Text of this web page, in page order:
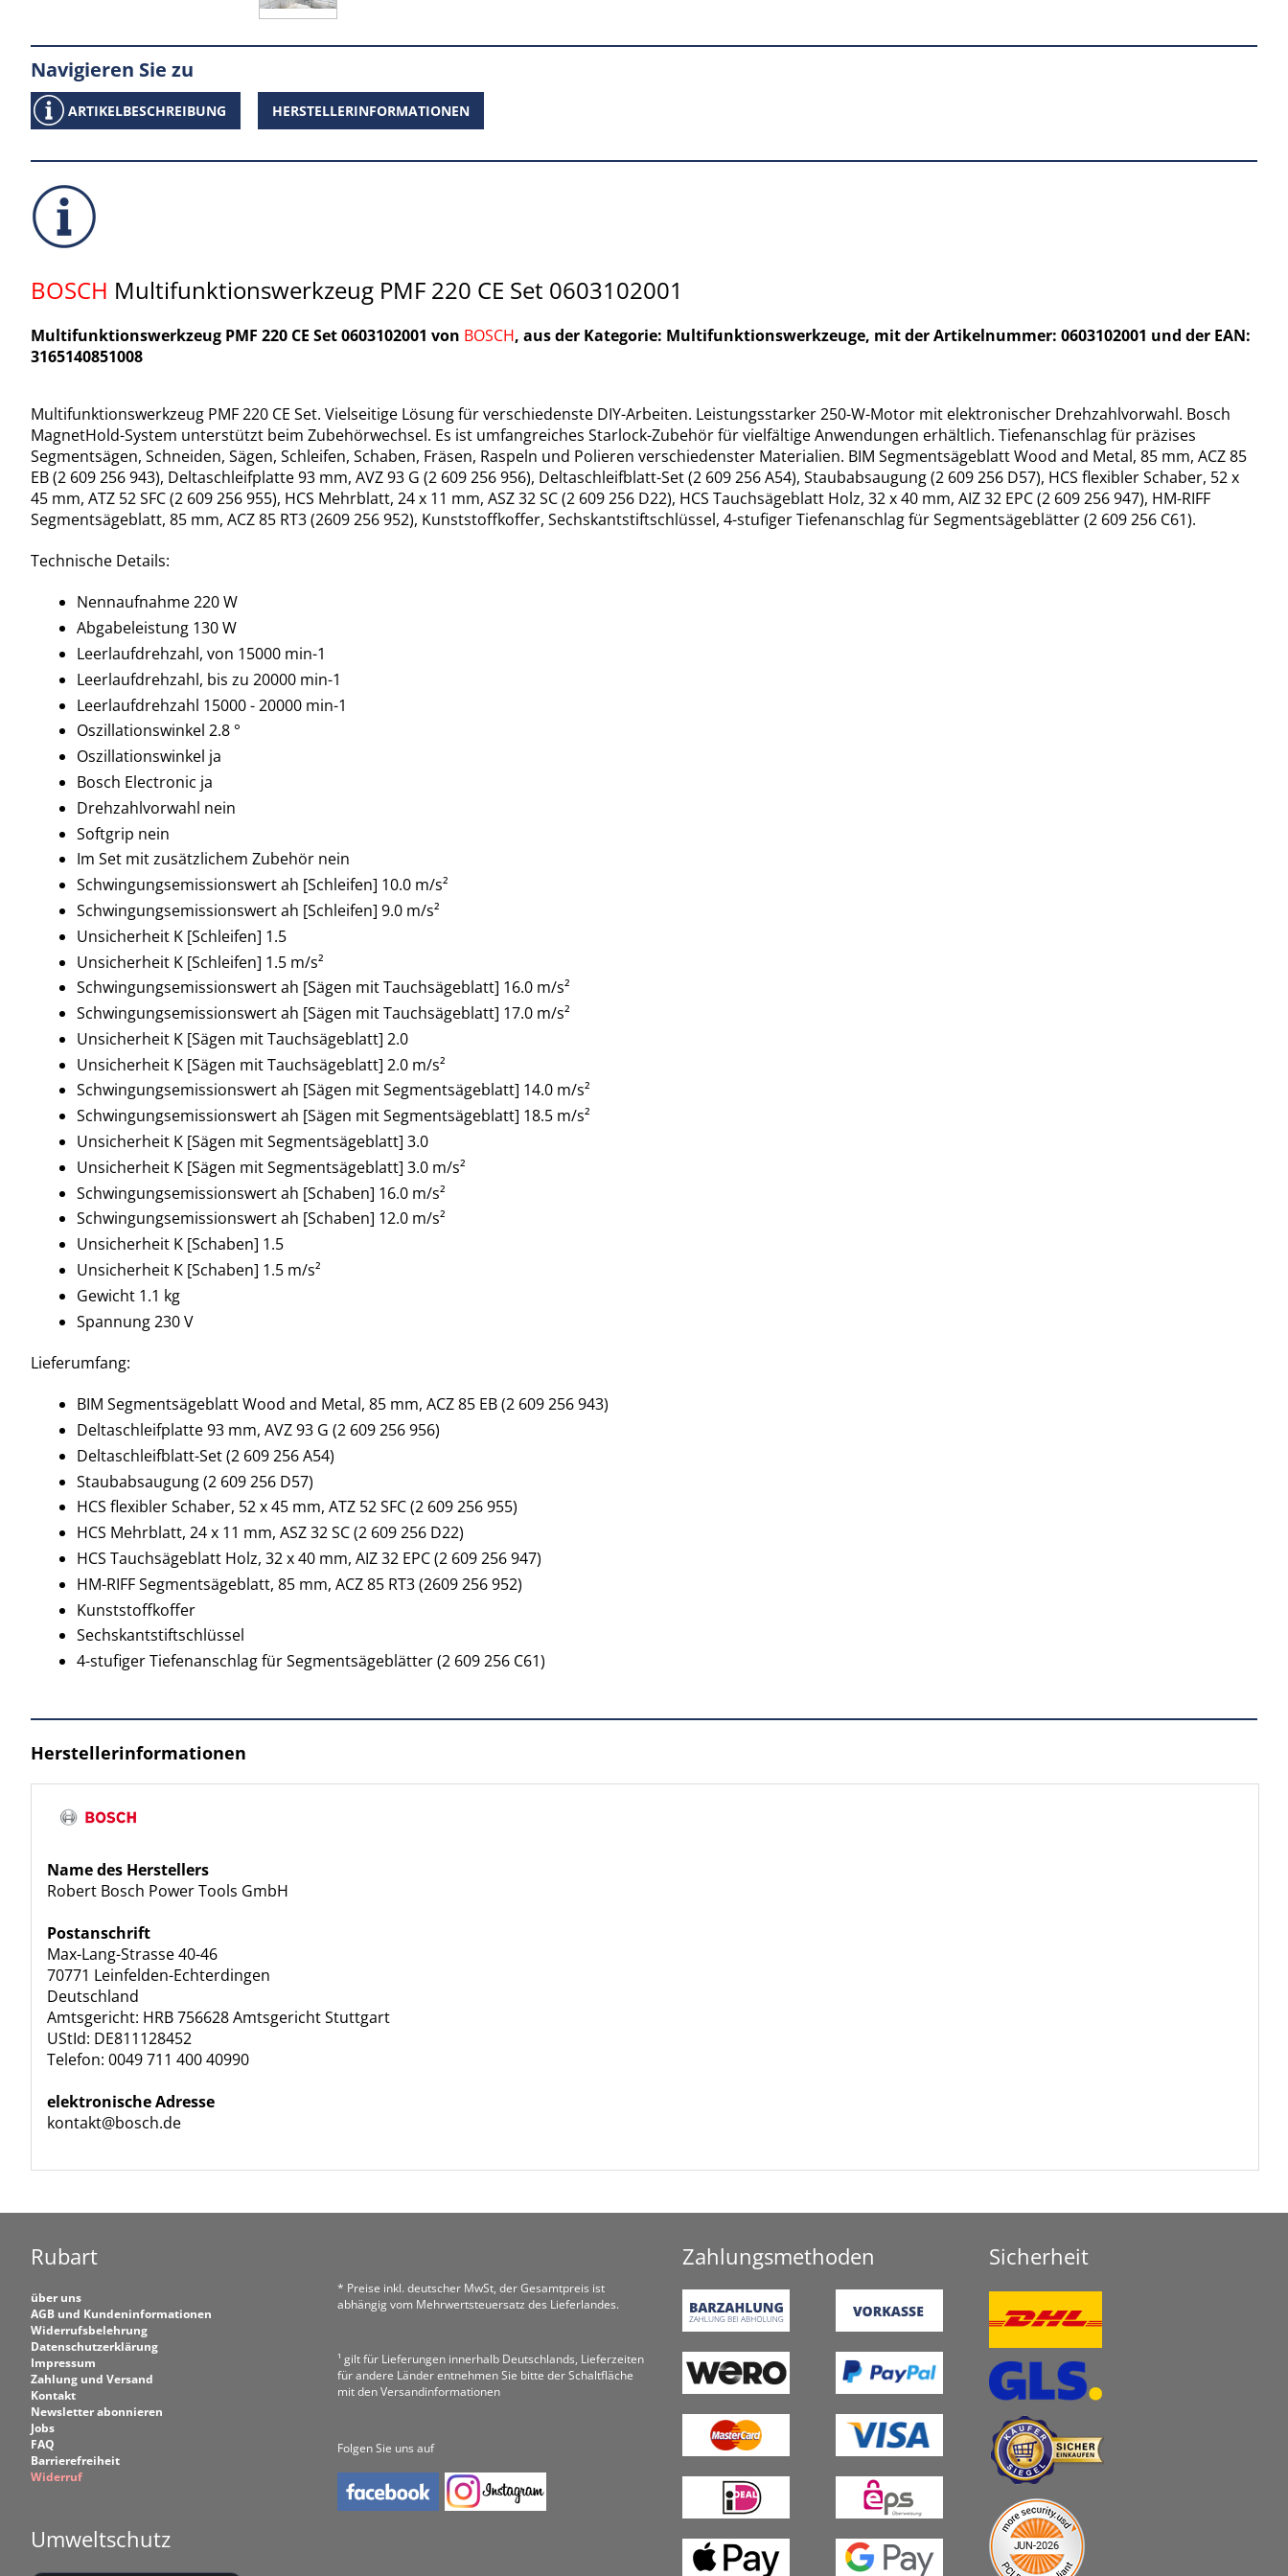
Navigieren Sie zu
ARTIKELBESCHREIBUNG HERSTELLERINFORMATIONEN
BOSCH Multifunktionswerkzeug PMF 220 CE Set 0603102001
Multifunktionswerkzeug PMF 220 CE Set 0603102001 von BOSCH, aus der Kategorie: Multifunktionswerkzeuge, mit der Artikelnummer: 0603102001 und der EAN:
3165140851008
Multifunktionswerkzeug PMF 220 CE Set. Vielseitige Lösung für verschiedenste DIY-Arbeiten. Leistungsstarker 250-W-Motor mit elektronischer Drehzahlvorwahl. Bosch
MagnetHold-System unterstützt beim Zubehörwechsel. Es ist umfangreiches Starlock-Zubehör für vielfältige Anwendungen erhältlich. Tiefenanschlag für präzises
Segmentsägen, Schneiden, Sägen, Schleifen, Schaben, Fräsen, Raspeln und Polieren verschiedenster Materialien. BIM Segmentsägeblatt Wood and Metal, 85 mm, ACZ 85
EB (2 609 256 943), Deltaschleifplatte 93 mm, AVZ 93 G (2 609 256 956), Deltaschleifblatt-Set (2 609 256 A54), Staubabsaugung (2 609 256 D57), HCS flexibler Schaber, 52 x
45 mm, ATZ 52 SFC (2 609 256 955), HCS Mehrblatt, 24 x 11 mm, ASZ 32 SC (2 609 256 D22), HCS Tauchsägeblatt Holz, 32 x 40 mm, AIZ 32 EPC (2 609 256 947), HM-RIFF
Segmentsägeblatt, 85 mm, ACZ 85 RT3 (2609 256 952), Kunststoffkoffer, Sechskantstiftschlüssel, 4-stufiger Tiefenanschlag für Segmentsägeblätter (2 609 256 C61).
Technische Details:
Nennaufnahme 220 W
Abgabeleistung 130 W
Leerlaufdrehzahl, von 15000 min-1
Leerlaufdrehzahl, bis zu 20000 min-1
Leerlaufdrehzahl 15000 - 20000 min-1
Oszillationswinkel 2.8 °
Oszillationswinkel ja
Bosch Electronic ja
Drehzahlvorwahl nein
Softgrip nein
Im Set mit zusätzlichem Zubehör nein
Schwingungsemissionswert ah [Schleifen] 10.0 m/s²
Schwingungsemissionswert ah [Schleifen] 9.0 m/s²
Unsicherheit K [Schleifen] 1.5
Unsicherheit K [Schleifen] 1.5 m/s²
Schwingungsemissionswert ah [Sägen mit Tauchsägeblatt] 16.0 m/s²
Schwingungsemissionswert ah [Sägen mit Tauchsägeblatt] 17.0 m/s²
Unsicherheit K [Sägen mit Tauchsägeblatt] 2.0
Unsicherheit K [Sägen mit Tauchsägeblatt] 2.0 m/s²
Schwingungsemissionswert ah [Sägen mit Segmentsägeblatt] 14.0 m/s²
Schwingungsemissionswert ah [Sägen mit Segmentsägeblatt] 18.5 m/s²
Unsicherheit K [Sägen mit Segmentsägeblatt] 3.0
Unsicherheit K [Sägen mit Segmentsägeblatt] 3.0 m/s²
Schwingungsemissionswert ah [Schaben] 16.0 m/s²
Schwingungsemissionswert ah [Schaben] 12.0 m/s²
Unsicherheit K [Schaben] 1.5
Unsicherheit K [Schaben] 1.5 m/s²
Gewicht 1.1 kg
Spannung 230 V
Lieferumfang:
BIM Segmentsägeblatt Wood and Metal, 85 mm, ACZ 85 EB (2 609 256 943)
Deltaschleifplatte 93 mm, AVZ 93 G (2 609 256 956)
Deltaschleifblatt-Set (2 609 256 A54)
Staubabsaugung (2 609 256 D57)
HCS flexibler Schaber, 52 x 45 mm, ATZ 52 SFC (2 609 256 955)
HCS Mehrblatt, 24 x 11 mm, ASZ 32 SC (2 609 256 D22)
HCS Tauchsägeblatt Holz, 32 x 40 mm, AIZ 32 EPC (2 609 256 947)
HM-RIFF Segmentsägeblatt, 85 mm, ACZ 85 RT3 (2609 256 952)
Kunststoffkoffer
Sechskantstiftschlüssel
4-stufiger Tiefenanschlag für Segmentsägeblätter (2 609 256 C61)
Herstellerinformationen
Name des Herstellers
Robert Bosch Power Tools GmbH
Postanschrift
Max-Lang-Strasse 40-46
70771 Leinfelden-Echterdingen
Deutschland
Amtsgericht: HRB 756628 Amtsgericht Stuttgart
UStId: DE811128452
Telefon: 0049 711 400 40990
elektronische Adresse
kontakt@bosch.de
Rubart
über uns
AGB und Kundeninformationen
Widerrufsbelehrung
Datenschutzerklärung
Impressum
Zahlung und Versand
Kontakt
Newsletter abonnieren
Jobs
FAQ
Barrierefreiheit
Widerruf
Umweltschutz
* Preise inkl. deutscher MwSt, der Gesamtpreis ist
abhängig vom Mehrwertsteuersatz des Lieferlandes.
¹ gilt für Lieferungen innerhalb Deutschlands, Lieferzeiten
für andere Länder entnehmen Sie bitte der Schaltfläche
mit den Versandinformationen
Folgen Sie uns auf
Zahlungsmethoden Sicherheit